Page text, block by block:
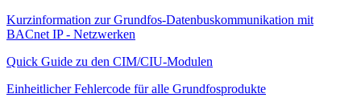
Kurzinformation zur Grundfos-Datenbuskommunikation mit
BACnet IP - Netzwerken
Quick Guide zu den CIM/CIU-Modulen
Einheitlicher Fehlercode für alle Grundfosprodukte